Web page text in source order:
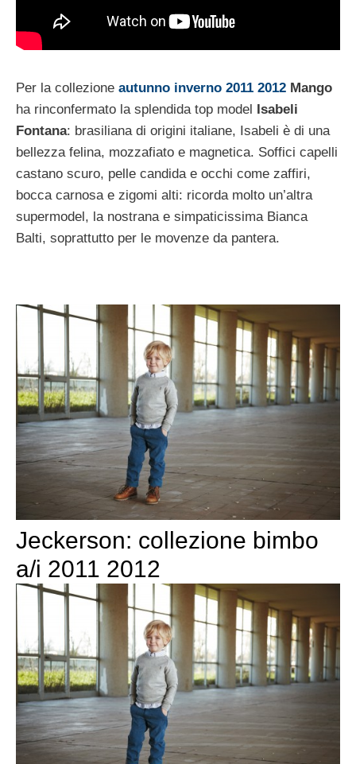
Per la collezione autunno inverno 2011 2012 Mango
ha rinconfermato la splendida top model Isabeli
Fontana: brasiliana di origini italiane, Isabeli è di una
bellezza felina, mozzafiato e magnetica. Soffici capelli
castano scuro, pelle candida e occhi come zaffiri,
bocca carnosa e zigomi alti: ricorda molto un’altra
supermodel, la nostrana e simpaticissima Bianca
Balti, soprattutto per le movenze da pantera.
Jeckerson: collezione bimbo
a/i 2011 2012